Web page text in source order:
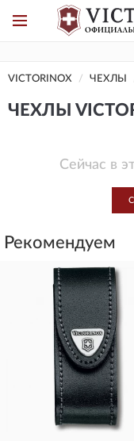
VICTORINOX ЧЕХЛЫ
ЧЕХЛЫ
Сейчас в
Рекомендуем